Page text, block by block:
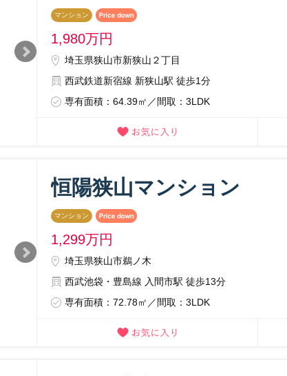
マンション
1,980万円
埼玉県狭山市新狭山２丁目
西武鉄道新宿線 新狭山駅 徒歩1分
専有面積：64.39㎡／間取：3LDK
恒陽狭山マンション
マンション
1,299万円
埼玉県狭山市鵜ノ木
西武池袋・豊島線 入間市駅 徒歩13分
専有面積：72.78㎡／間取：3LDK